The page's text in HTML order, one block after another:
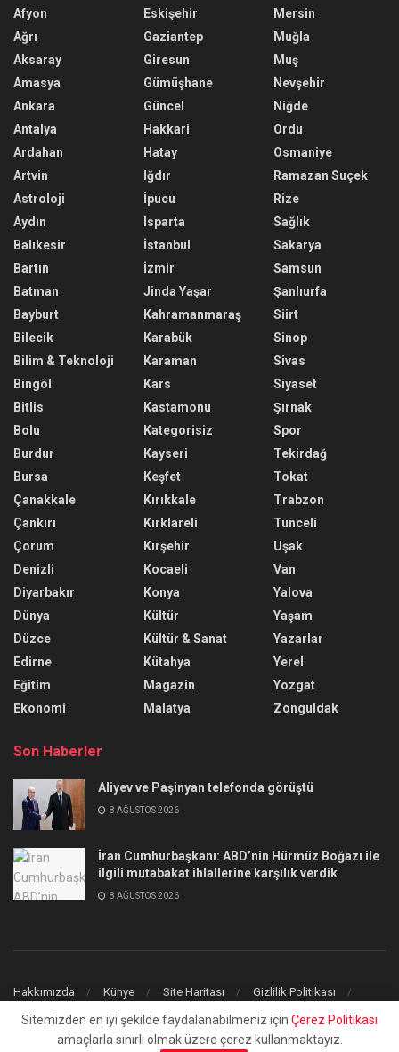
Afyon
Ağrı
Aksaray
Amasya
Ankara
Antalya
Ardahan
Artvin
Astroloji
Aydın
Balıkesir
Bartın
Batman
Bayburt
Bilecik
Bilim & Teknoloji
Bingöl
Bitlis
Bolu
Burdur
Bursa
Çanakkale
Çankırı
Çorum
Denizli
Diyarbakır
Dünya
Düzce
Edirne
Eğitim
Ekonomi
Eskişehir
Gaziantep
Giresun
Gümüşhane
Güncel
Hakkari
Hatay
Iğdır
İpucu
Isparta
İstanbul
İzmir
Jinda Yaşar
Kahramanmaraş
Karabük
Karaman
Kars
Kastamonu
Kategorisiz
Kayseri
Keşfet
Kırıkkale
Kırklareli
Kırşehir
Kocaeli
Konya
Kültür
Kültür & Sanat
Kütahya
Magazin
Malatya
Mersin
Muğla
Muş
Nevşehir
Niğde
Ordu
Osmaniye
Ramazan Suçek
Rize
Sağlık
Sakarya
Samsun
Şanlıurfa
Siirt
Sinop
Sivas
Siyaset
Şırnak
Spor
Tekirdağ
Tokat
Trabzon
Tunceli
Uşak
Van
Yalova
Yaşam
Yazarlar
Yerel
Yozgat
Zonguldak
Son Haberler
Aliyev ve Paşinyan telefonda görüştü
8 AĞUSTOS 2026
İran Cumhurbaşkanı: ABD’nin Hürmüz Boğazı ile
ilgili mutabakat ihlallerine karşılık verdik
8 AĞUSTOS 2026
Hakkımızda Künye Site Haritası
Gizlilik Politikası
uchilaltv.com- Tüm Hakları Saklıdır.
Sitemizden en iyi şekilde faydalanabilmeniz için Çerez Politikası
amaçlarla sınırlı olmak üzere çerez kullanmaktayız.